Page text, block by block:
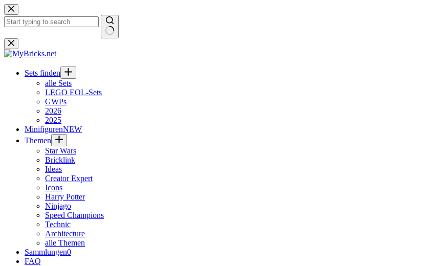
Zum
Inhalt
springen
Keine
Ergebnisse
Sets finden
alle Sets
LEGO EOL-Sets
GWPs
2026
2025
MinifigurenNEW
Themen
Star Wars
Bricklink
Ideas
Creator Expert
Icons
Harry Potter
Ninjago
Speed Champions
Technic
Architecture
alle Themen
Sammlungen0
FAQ